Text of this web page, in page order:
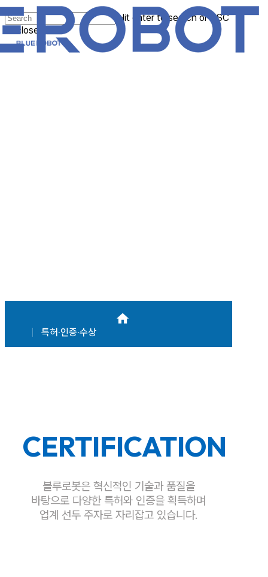
Skip
to
main
content
Hit enter to search or ESC
to close
Close
Search
특허·인증·수상
CERTIFICATION
블루로봇은 혁신적인 기술과 품질을
바탕으로 다양한 특허와 인증을 획득하며
업계 선두 주자로 자리잡고 있습니다.